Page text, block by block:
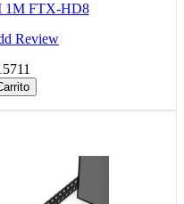
FTX-HD8
Review